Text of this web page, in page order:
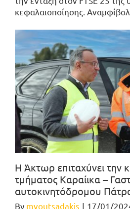
κεφαλαιοποίησης.
Η Άκτωρ επιταχύνει την
τμήματος Καραίικα –
αυτοκινητόδρομου
By mvoutsadakis | 17/01/